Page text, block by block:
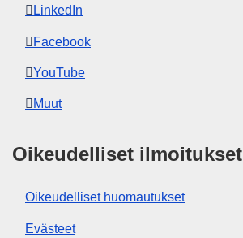
LinkedIn
Facebook
YouTube
Muut
Oikeudelliset ilmoitukset
Oikeudelliset huomautukset
Evästeet